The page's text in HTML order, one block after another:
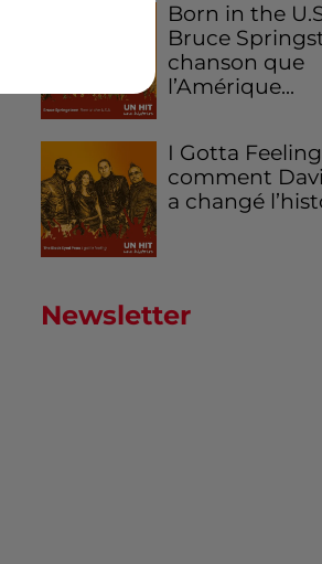
Born in the
Bruce
chanson que
l’Amérique...
I Gotta
comment
a changé
Newsletter